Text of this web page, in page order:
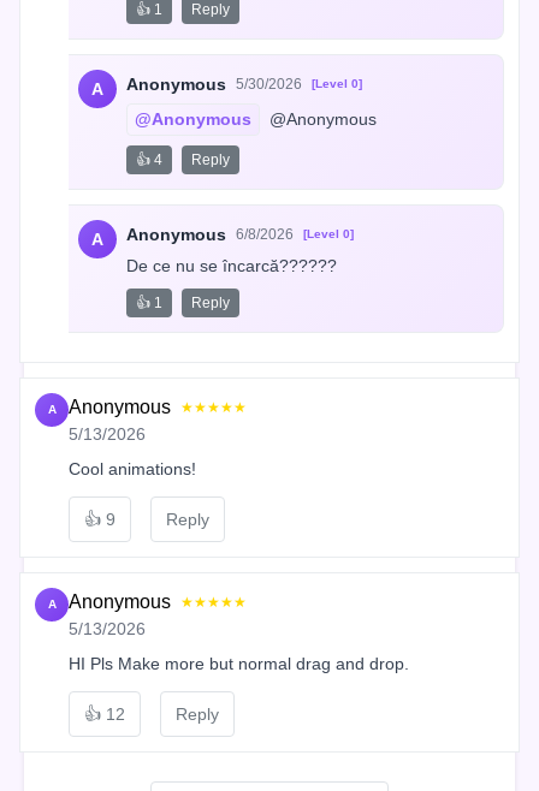
👍 1 Reply
A Anonymous 5/30/2026 [Level 0]
@Anonymous @Anonymous
👍 4 Reply
A Anonymous 6/8/2026 [Level 0]
De ce nu se încarcă??????
👍 1 Reply
A Anonymous ★★★★★
5/13/2026
Cool animations!
👍 9 Reply
A Anonymous ★★★★★
5/13/2026
HI Pls Make more but normal drag and drop.
👍 12 Reply